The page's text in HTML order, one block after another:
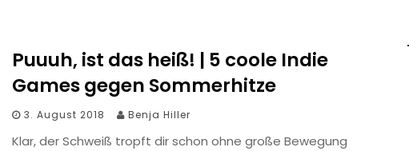
Puuuh, ist das heiß! | 5 coole Indie
Games gegen Sommerhitze
3. August 2018 Benja Hiller
Klar, der Schweiß tropft dir schon ohne große Bewegung